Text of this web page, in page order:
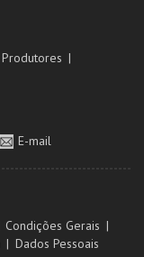
Produtores
E-mail
Condições Gerais
Dados Pessoais